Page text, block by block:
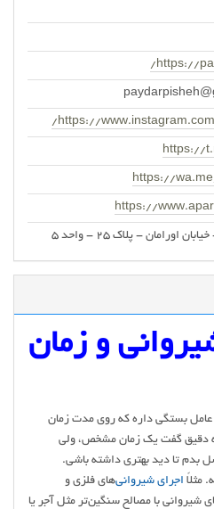
https://
https://
https://
https://
https://
اورامان - پلاک 25 - واحد 5
و زمان
عامل بستگی داره که روی مدت زمان
دقیق گفت یک زمان مشخص، ولی
بدم تا دید بهتری داشته باشی.
مثلاً اجرای شیروانی‌های فلزی و
شیروانی با مصالح سنگین‌تر مثل آجر یا